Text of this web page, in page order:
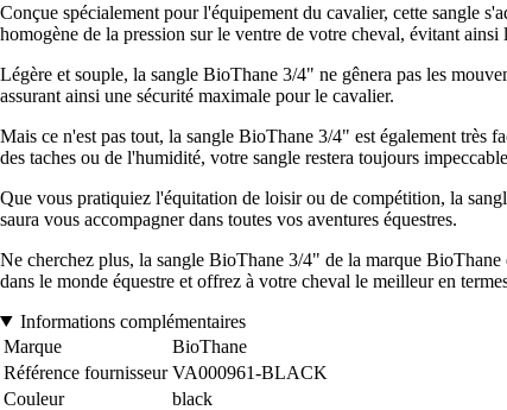
Conçue spécialement pour l'équipement du cavalier, cette sangle
homogène de la pression sur le ventre de votre cheval, évitant ainsi
Légère et souple, la sangle BioThane 3/4" ne gênera pas les
assurant ainsi une sécurité maximale pour le cavalier.
Mais ce n'est pas tout, la sangle BioThane 3/4" est également très
des taches ou de l'humidité, votre sangle restera toujours
Que vous pratiquiez l'équitation de loisir ou de compétition, la
saura vous accompagner dans toutes vos aventures équestres.
Ne cherchez plus, la sangle BioThane 3/4" de la marque BioThane
dans le monde équestre et offrez à votre cheval le meilleur en
Informations complémentaires
Marque
BioThane
Référence fournisseur VA000961-BLACK
Couleur
black